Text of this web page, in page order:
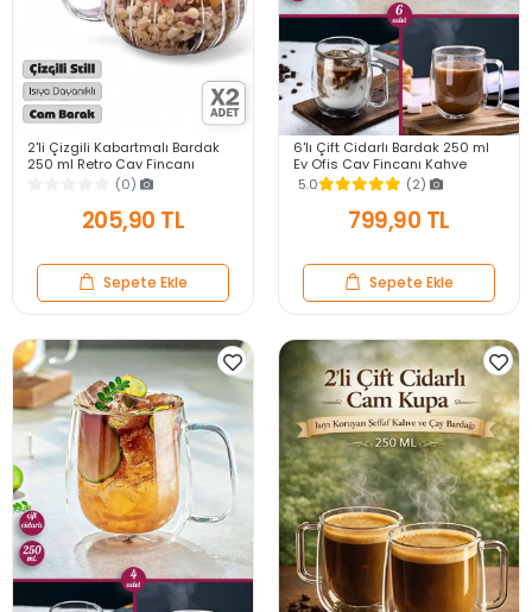
2'li Çizgili Kabartmalı Bardak
250 ml Retro Çay Fincanı
Kahve Sunum Bardağı Dayanıklı
(0)
205,90 TL
Sepete Ekle
6'lı Çift Cidarlı Bardak 250 ml
Ev Ofis Çay Fincanı Kahve
Sunum Bardağı Dayanıklı Kupa
Cam Bardak
5.0 (2)
799,90 TL
Sepete Ekle